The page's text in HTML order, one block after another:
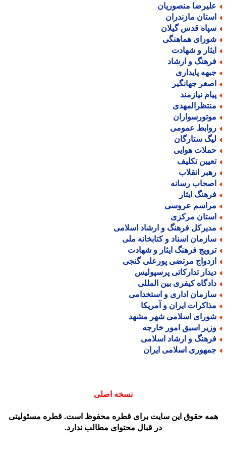
منصوریان
مازندران
قدس گیلان
هماهنگی
و شهادت
و ارشاد
پایداری
جهانگیر
نیازمند
عمومی
ستارگان
هوایی
تکلیف
انقلاب
رسانه
ایثار
عروسی
مرکزی
فرهنگ و ارشاد اسلامی
اسناد و کتابخانه ملی
فرهنگ ایثار و شهادت
مرتضی پورعلی گنجی
تدارکاتی پرسپولیس
کیفری بین المللی
اداری و استخدامی
ایران و آمریکا
اسلامی شهر مشهد
اسبق امور خارجه
و ارشاد اسلامی
اسلامی ایران
نسخه اصلی
حقوق این سایت برای قطره محفوظ است. قطره مسئولیتی
در قبال محتوای مطالب ندارد.